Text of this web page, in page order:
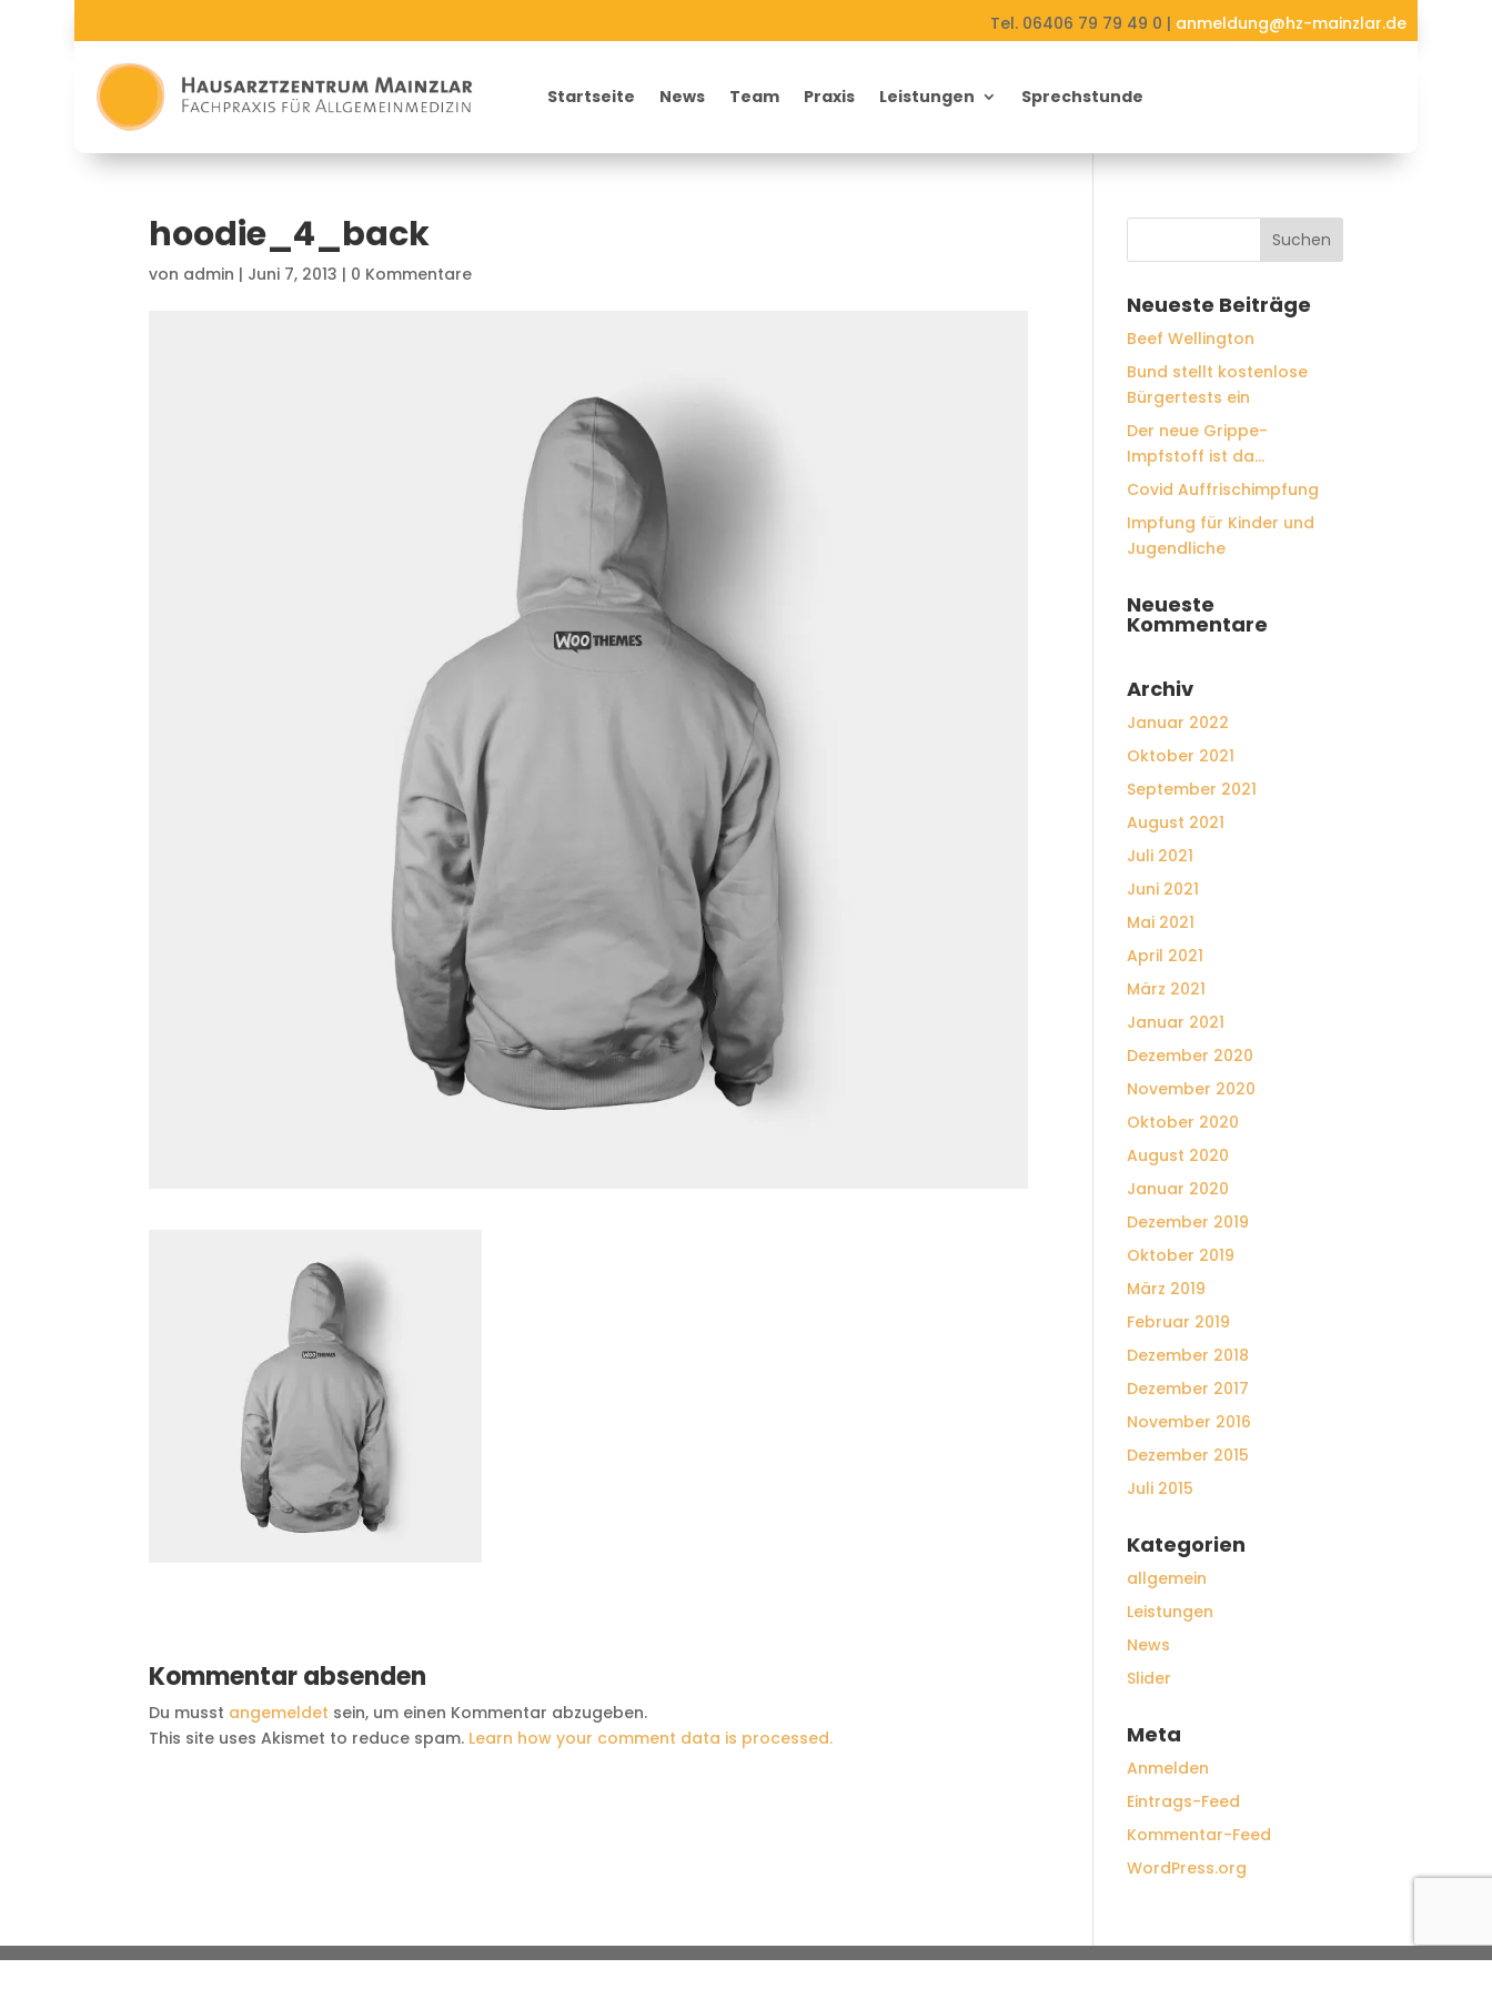
Tel. 06406 79 79 49 0 | anmeldung@hz-mainzlar.de
Startseite News Team Praxis Leistungen Sprechstunde
hoodie_4_back
von admin | Juni 7, 2013 | 0 Kommentare
Kommentar absenden
Du musst angemeldet sein, um einen Kommentar abzugeben.
This site uses Akismet to reduce spam. Learn how your comment data is processed.
Neueste Beiträge
Beef Wellington
Bund stellt kostenlose
Bürgertests ein
Der neue Grippe-
Impfstoff ist da…
Covid Auffrischimpfung
Impfung für Kinder und
Jugendliche
Neueste
Kommentare
Archiv
Januar 2022
Oktober 2021
September 2021
August 2021
Juli 2021
Juni 2021
Mai 2021
April 2021
März 2021
Januar 2021
Dezember 2020
November 2020
Oktober 2020
August 2020
Januar 2020
Dezember 2019
Oktober 2019
März 2019
Februar 2019
Dezember 2018
Dezember 2017
November 2016
Dezember 2015
Juli 2015
Kategorien
allgemein
Leistungen
News
Slider
Meta
Anmelden
Eintrags-Feed
Kommentar-Feed
WordPress.org